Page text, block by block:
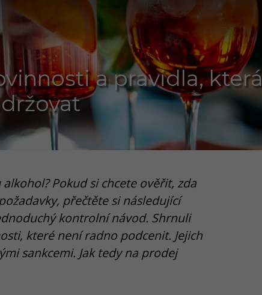
a pravidla, která
Pokud si chcete ověřit, zda
přečtěte si následující
kontrolní návod. Shrnuli
které není radno podcenit. Jejich
sankcemi. Jak tedy na prodej